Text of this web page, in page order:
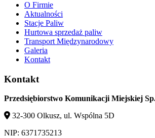
O Firmie
Aktualności
Stacje Paliw
Hurtowa sprzedaż paliw
Transport Międzynarodowy
Galeria
Kontakt
Kontakt
Przedsiębiorstwo Komunikacji Miejskiej
32-300 Olkusz, ul. Wspólna 5D
NIP: 6371735213